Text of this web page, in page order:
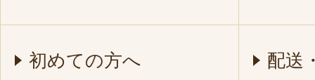
初めての方へ 配送